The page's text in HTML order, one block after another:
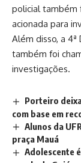
policial também
acionada para
Além disso, a 4ª
também foi
investigações.
Porteiro
com base em
Alunos da
praça Mauá
Adolescente